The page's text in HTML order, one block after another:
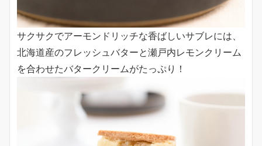
サクサクでアーモンドリッチな香ばしいサブレには、
北海道産のフレッシュバターと瀬戸内レモンクリーム
を合わせたバタークリームがたっぷり！